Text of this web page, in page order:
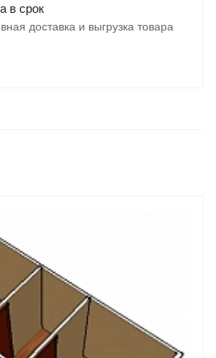
в срок
доставка и выгрузка товара